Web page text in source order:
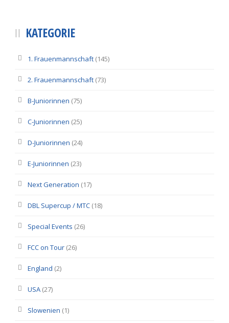
KATEGORIE
1. Frauenmannschaft (145)
2. Frauenmannschaft (73)
B-Juniorinnen (75)
C-Juniorinnen (25)
D-Juniorinnen (24)
E-Juniorinnen (23)
Next Generation (17)
DBL Supercup / MTC (18)
Special Events (26)
FCC on Tour (26)
England (2)
USA (27)
Slowenien (1)